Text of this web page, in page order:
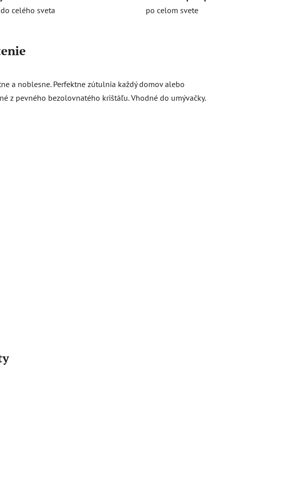
do celého sveta po celom svete
a noblesne. Perfektne zútulnia každý domov alebo
z pevného bezolovnatého krištáľu. Vhodné do umývačky.